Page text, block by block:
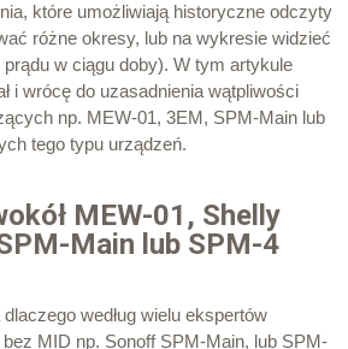
które umożliwiają historyczne odczyty
różne okresy, lub na wykresie widzieć
w ciągu doby). W tym artykule
i wrócę do uzasadnienia wątpliwości
np. MEW-01, 3EM, SPM-Main lub
tego typu urządzeń.
MEW-01, Shelly
Main lub SPM-4
według wielu ekspertów
MID np. Sonoff SPM-Main, lub SPM-